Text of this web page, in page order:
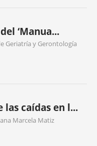
‘Manua...
Geriatría y Gerontología
caídas en l...
Marcela Matiz